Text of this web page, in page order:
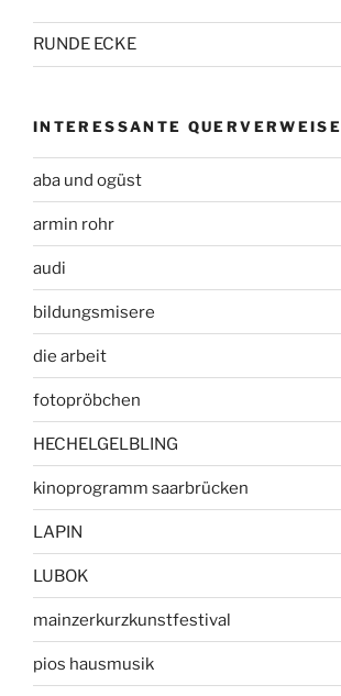
RUNDE ECKE
INTERESSANTE QUERVERWEISE
aba und ogüst
armin rohr
audi
bildungsmisere
die arbeit
fotopröbchen
HECHELGELBLING
kinoprogramm saarbrücken
LAPIN
LUBOK
mainzerkurzkunstfestival
pios hausmusik